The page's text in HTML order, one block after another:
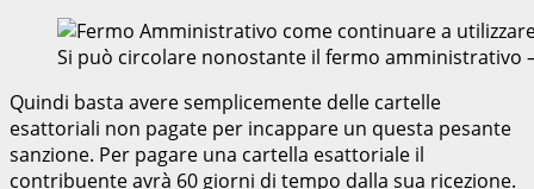
Si può circolare nonostante il fermo amministrativo
Quindi basta avere semplicemente delle cartelle
esattoriali non pagate per incappare un questa pesante
sanzione. Per pagare una cartella esattoriale il
contribuente avrà 60 giorni di tempo dalla sua ricezione.